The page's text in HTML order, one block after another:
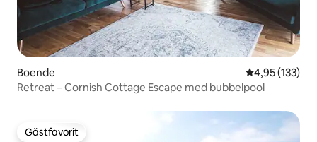
Boende 4,95 av 5 i
4,95 (133)
Retreat – Cornish Cottage Escape med bubbelpool
Gästfavorit
Gästfavorit